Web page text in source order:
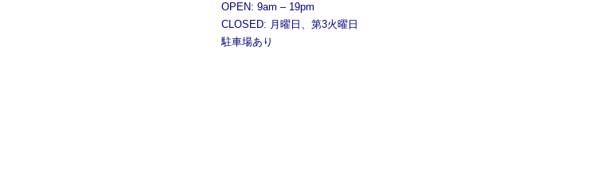
OPEN: 9am – 19pm
CLOSED: 月曜日、第3火曜日
駐車場あり